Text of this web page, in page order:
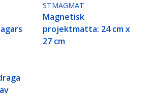
STMAGMAT
Magnetisk
projektmatta: 24 cm x
27 cm